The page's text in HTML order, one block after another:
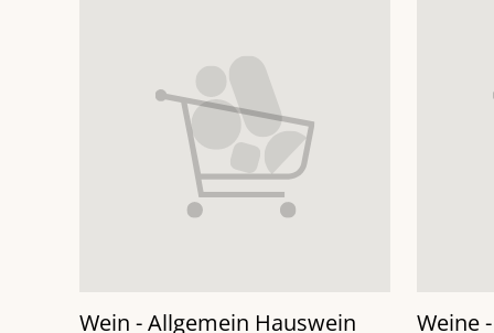
Wein - Allgemein Hauswein
Weine